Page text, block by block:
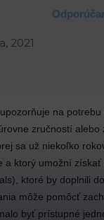
2021
na
zručností
sa už niekoľko
ktorý umožní
ktoré by doplnili
môže pomôcť
byť prístupné